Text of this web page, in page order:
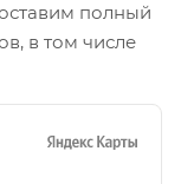
полный
в том числе